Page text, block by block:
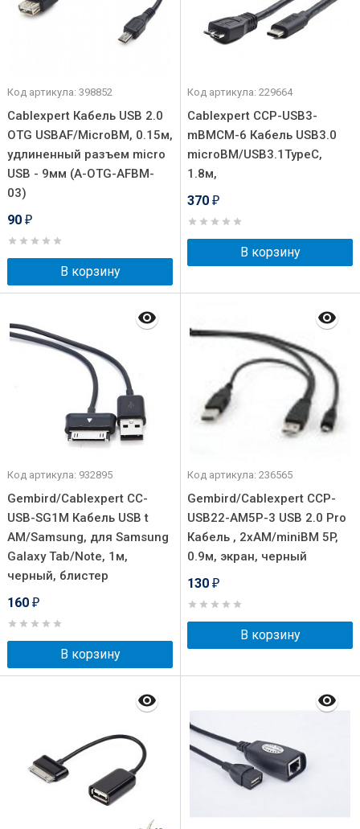
Код артикула: 398852
Cablexpert Кабель USB 2.0
OTG USBAF/MicroBM, 0.15м,
удлиненный разъем micro
USB - 9мм (A-OTG-AFBM-
03)
90 ₽
В корзину
Код артикула: 229664
Cablexpert CCP-USB3-
mBMCM-6 Кабель USB3.0
microBM/USB3.1TypeC,
1.8м,
370 ₽
В корзину
Код артикула: 932895
Gembird/Cablexpert CC-
USB-SG1M Кабель USB t
AM/Samsung, для Samsung
Galaxy Tab/Note, 1м,
черный, блистер
160 ₽
В корзину
Код артикула: 236565
Gembird/Cablexpert CCP-
USB22-AM5P-3 USB 2.0 Pro
Кабель , 2xAM/miniBM 5P,
0.9м, экран, черный
130 ₽
В корзину